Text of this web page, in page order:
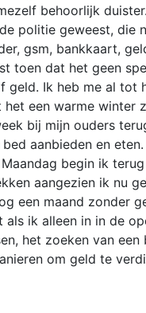
behoorlijk
politie geweest, die
gsm, bankkaart,
toen dat het geen
geld. Ik heb me al tot
een warme winter
bij mijn ouders
aanbieden en
begin ik
aangezien ik nu
een maand zonder
ik alleen in in de
het zoeken van
om geld te